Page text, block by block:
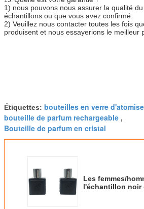
1) nous pouvons nous assurer la qualité
échantillons ou que vous avez confirmé.
2) Veuillez nous contacter toutes les fois
produisent et nous essayerions le meilleur
Étiquettes: bouteilles en verre
bouteille de parfum rechargeable ,
Bouteille de parfum en cristal
Les femmes/
l'échantillon noir